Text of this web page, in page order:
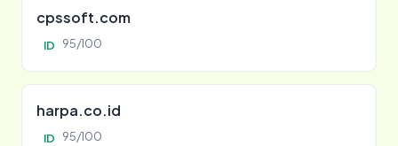
cpssoft.com
ID 95/100
harpa.co.id
ID 95/100